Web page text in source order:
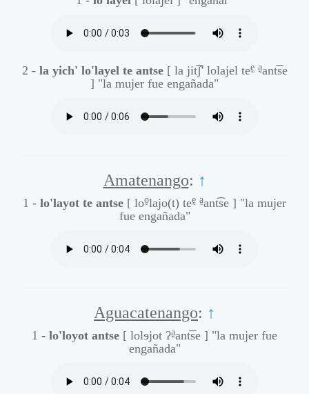
2 - la yich' lo'layel te antse [ la jit͡ʃ' lolajel teḛ a̰ant͡se
] "la mujer fue engañada"
Amatenango: ↑
1 - lo'layot te antse [ loo̰lajo(t) teḛ a̰ant͡se ] "la mujer
fue engañada"
Aguacatenango: ↑
1 - lo'loyot antse [ lolɘjot ʔa̰ant͡se ] "la mujer fue
engañada"